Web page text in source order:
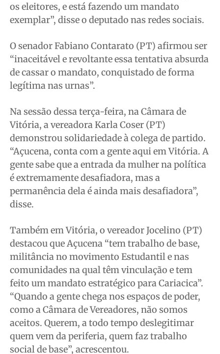
os eleitores, e está fazendo um mandato
exemplar”, disse o deputado nas redes sociais.
O senador Fabiano Contarato (PT) afirmou ser
“inaceitável e revoltante essa tentativa absurda
de cassar o mandato, conquistado de forma
legítima nas urnas”.
Na sessão dessa terça-feira, na Câmara de
Vitória, a vereadora Karla Coser (PT)
demonstrou solidariedade à colega de partido.
“Açucena, conta com a gente aqui em Vitória. A
gente sabe que a entrada da mulher na política
é extremamente desafiadora, mas a
permanência dela é ainda mais desafiadora”,
disse.
Também em Vitória, o vereador Jocelino (PT)
destacou que Açucena “tem trabalho de base,
militância no movimento Estudantil e nas
comunidades na qual têm vinculação e tem
feito um mandato estratégico para Cariacica”.
“Quando a gente chega nos espaços de poder,
como a Câmara de Vereadores, não somos
aceitos. Querem, a todo tempo deslegitimar
quem vem da periferia, quem faz trabalho
social de base”, acrescentou.